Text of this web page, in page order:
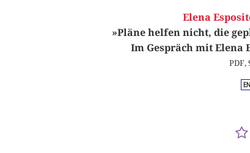
Elena
»Pläne helfen nicht, die
Im Gespräch mit Elena
PDF,
EN